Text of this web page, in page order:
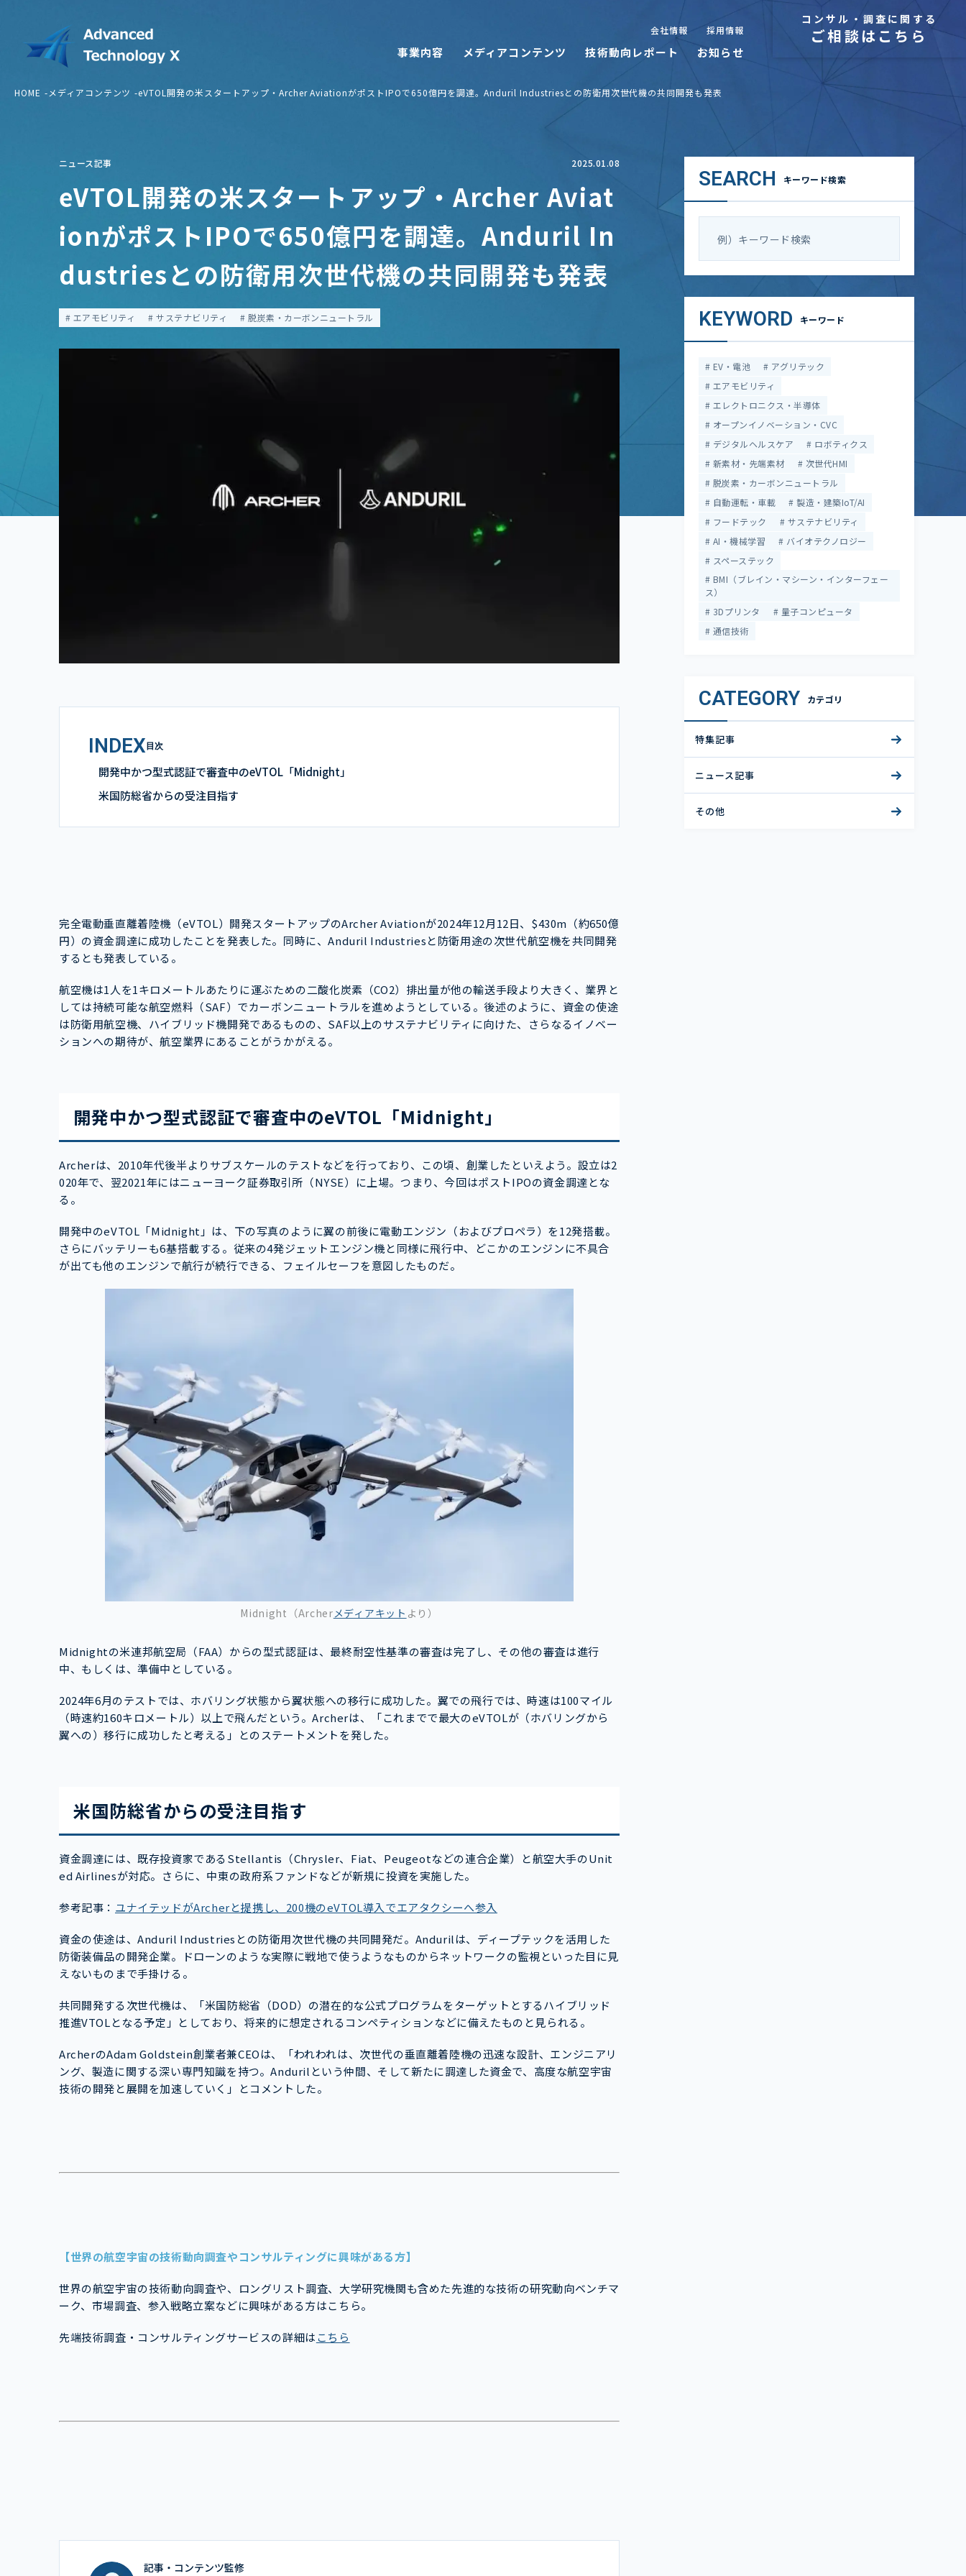
事業内容 メディアコンテンツ 技術動向レポート お知らせ
会社情報 採用情報
コンサル・調査に関する
ご相談はこちら
HOME メディアコンテンツ eVTOL開発の米スタートアップ・Archer AviationがポストIPOで650億円を調達。Anduril Industriesとの防衛用次世代機の共同開発も発表
ニュース記事 2025.01.08
eVTOL開発の米スタートアップ・Archer Aviat
ionがポストIPOで650億円を調達。Anduril In
dustriesとの防衛用次世代機の共同開発も発表
エアモビリティ サステナビリティ 脱炭素・カーボンニュートラル
INDEX 目次
開発中かつ型式認証で審査中のeVTOL「Midnight」
米国防総省からの受注目指す
完全電動垂直離着陸機（eVTOL）開発スタートアップのArcher Aviationが2024年12月12日、$430m（約650億
円）の資金調達に成功したことを発表した。同時に、Anduril Industriesと防衛用途の次世代航空機を共同開発
するとも発表している。
航空機は1人を1キロメートルあたりに運ぶための二酸化炭素（CO2）排出量が他の輸送手段より大きく、業界と
しては持続可能な航空燃料（SAF）でカーボンニュートラルを進めようとしている。後述のように、資金の使途
は防衛用航空機、ハイブリッド機開発であるものの、SAF以上のサステナビリティに向けた、さらなるイノベー
ションへの期待が、航空業界にあることがうかがえる。
開発中かつ型式認証で審査中のeVTOL「Midnight」
Archerは、2010年代後半よりサブスケールのテストなどを行っており、この頃、創業したといえよう。設立は2
020年で、翌2021年にはニューヨーク証券取引所（NYSE）に上場。つまり、今回はポストIPOの資金調達とな
る。
開発中のeVTOL「Midnight」は、下の写真のように翼の前後に電動エンジン（およびプロペラ）を12発搭載。
さらにバッテリーも6基搭載する。従来の4発ジェットエンジン機と同様に飛行中、どこかのエンジンに不具合
が出ても他のエンジンで航行が続行できる、フェイルセーフを意図したものだ。
Midnight（Archerメディアキット より）
Midnightの米連邦航空局（FAA）からの型式認証は、最終耐空性基準の審査は完了し、その他の審査は進行
中、もしくは、準備中としている。
2024年6月のテストでは、ホバリング状態から翼状態への移行に成功した。翼での飛行では、時速は100マイル
（時速約160キロメートル）以上で飛んだという。Archerは、「これまでで最大のeVTOLが（ホバリングから
翼への）移行に成功したと考える」とのステートメントを発した。
米国防総省からの受注目指す
資金調達には、既存投資家であるStellantis（Chrysler、Fiat、Peugeotなどの連合企業）と航空大手のUnit
ed Airlinesが対応。さらに、中東の政府系ファンドなどが新規に投資を実施した。
参考記事： ユナイテッドがArcherと提携し、200機のeVTOL導入でエアタクシーへ参入
資金の使途は、Anduril Industriesとの防衛用次世代機の共同開発だ。Andurilは、ディープテックを活用した
防衛装備品の開発企業。ドローンのような実際に戦地で使うようなものからネットワークの監視といった目に見
えないものまで手掛ける。
共同開発する次世代機は、「米国防総省（DOD）の潜在的な公式プログラムをターゲットとするハイブリッド
推進VTOLとなる予定」としており、将来的に想定されるコンペティションなどに備えたものと見られる。
ArcherのAdam Goldstein創業者兼CEOは、「われわれは、次世代の垂直離着陸機の迅速な設計、エンジニアリ
ング、製造に関する深い専門知識を持つ。Andurilという仲間、そして新たに調達した資金で、高度な航空宇宙
技術の開発と展開を加速していく」とコメントした。
【世界の航空宇宙の技術動向調査やコンサルティングに興味がある方】
世界の航空宇宙の技術動向調査や、ロングリスト調査、大学研究機関も含めた先進的な技術の研究動向ベンチマ
ーク、市場調査、参入戦略立案などに興味がある方はこちら。
先端技術調査・コンサルティングサービスの詳細はこちら
記事・コンテンツ監修
SEARCH キーワード検索
KEYWORD キーワード
EV・電池
アグリテック
エアモビリティ
エレクトロニクス・半導体
オープンイノベーション・CVC
デジタルヘルスケア
ロボティクス
新素材・先端素材
次世代HMI
脱炭素・カーボンニュートラル
自動運転・車載
製造・建築IoT/AI
フードテック
サステナビリティ
AI・機械学習
バイオテクノロジー
スペーステック
BMI（ブレイン・マシーン・インターフェー
ス）
3Dプリンタ
量子コンピュータ
通信技術
CATEGORY カテゴリ
特集記事
ニュース記事
その他